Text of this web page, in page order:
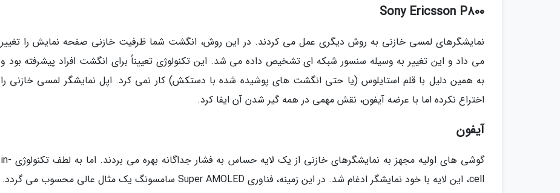
Sony Ericsson P800
نمایشگرهای لمسی خازنی به روش دیگری عمل می کردند. در این روش، انگشت شما ظرفیت خازنی صفحه نمایش را تغییر
می داد و این تغییر به وسیله سنسور شبکه ای تشخیص داده می شد. این تکنولوژی تعییناً برای انگشت افراد پیشرفته بود و
به همین دلیل با قلم استایلوس (یا حتی انگشت های پوشیده شده با دستکش) کار نمی کرد. اپل نمایشگر لمسی خازنی را
اختراع نکرده اما با عرضه آیفون، نقش مهمی در همه گیر شدن آن ایفا کرد.
آیفون
گوشی های اولیه مجهز به نمایشگرهای خازنی از یک لایه حساس به فشار جداگانه بهره می بردند. اما به لطف تکنولوژی in-
cell، این لایه با خود نمایشگر ادغام شد. در این زمینه، فناوری Super AMOLED سامسونگ یک مثال عالی محسوب می گردد.